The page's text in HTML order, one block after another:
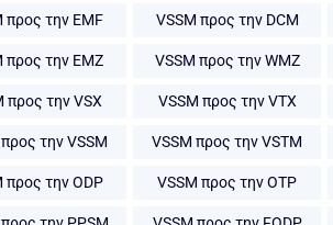
προς την EMF VSSM προς την DCM
προς την EMZ VSSM προς την WMZ
προς την VSX VSSM προς την VTX
την VSSM VSSM προς την VSTM
προς την ODP VSSM προς την OTP